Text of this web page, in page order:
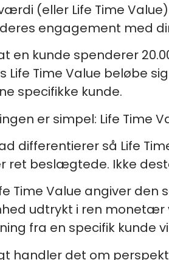
(eller Life Time
engagement med
en kunde spenderer
Life Time Value beløbe
specifikke kunde.
er simpel: Life Time
differentierer så Life
ret beslægtede. Ikke
Time Value angiver
udtrykt i ren monetær
fra en specifik kunde
handler det om